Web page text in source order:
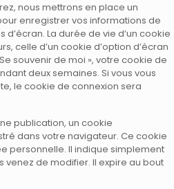
nous mettrons en place un
enregistrer vos informations de
La durée de vie d’un cookie
celle d’un cookie d’option d’écran
souvenir de moi », votre cookie de
deux semaines. Si vous vous
le cookie de connexion sera
publication, un cookie
dans votre navigateur. Ce cookie
personnelle. Il indique simplement
venez de modifier. Il expire au bout